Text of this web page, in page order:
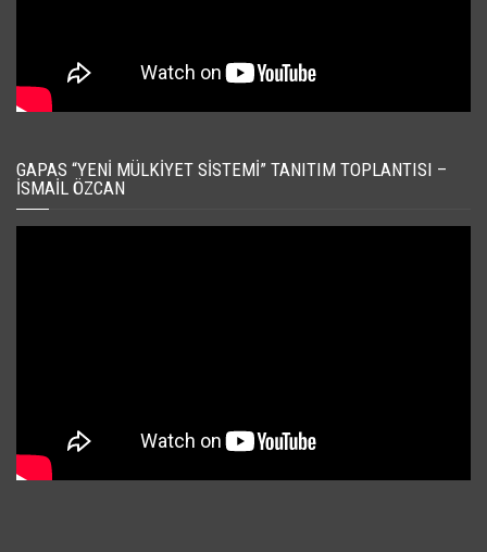
GAPAS “YENI MÜLKIYET SISTEMI” TANITIM TOPLANTISI –
İSMAIL ÖZCAN